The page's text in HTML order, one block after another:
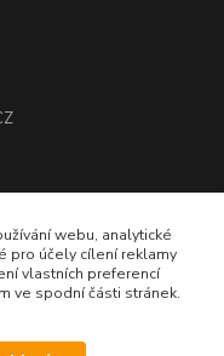
webu, analytické
pro účely cílení reklamy
vlastních preferencí
ve spodní části stránek.